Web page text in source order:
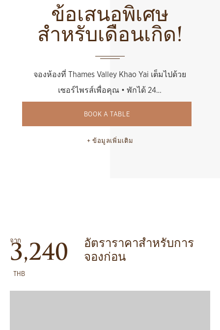
ข้อเสนอพิเศษ
สำหรับเดือนเกิด!
จองห้องที่ Thames Valley Khao Yai เต็มไปด้วย
เซอร์ไพรส์เพื่อคุณ • พักได้ 24…
BOOK A TABLE
ข้อมูลเพิ่มเติม
จาก
3,240
THB
อัตราราคาสำหรับการ
จองก่อน